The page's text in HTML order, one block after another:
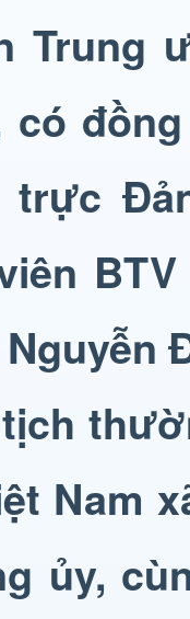
Trung
có
trực
Nam
ủy,